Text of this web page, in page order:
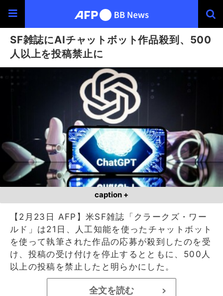
SF雑誌にAIチャットボット作品殺到、500
人以上を投稿禁止に
caption +
【2月23日 AFP】米SF雑誌「クラークズ・ワー
ルド」は21日、人工知能を使ったチャットボット
を使って執筆された作品の応募が殺到したのを受
け、投稿の受け付けを停止するとともに、500人
以上の投稿を禁止したと明らかにした。
全文を読む >